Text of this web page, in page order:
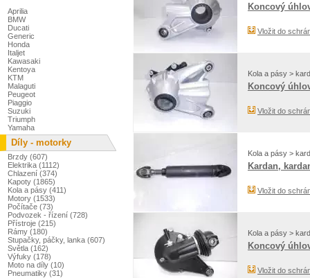
Koncový
Vložit do
Kola a pásy >
Koncový
Vložit do
Kola a pásy >
Kardan,
Vložit do
Kola a pásy >
Koncový
Vložit do
Aprilia
BMW
Ducati
Generic
Honda
Italjet
Kawasaki
Kentoya
KTM
Malaguti
Peugeot
Piaggio
Suzuki
Triumph
Yamaha
Díly - motorky
Brzdy (607)
Elektrika (1112)
Chlazení (374)
Kapoty (1865)
Kola a pásy (411)
Motory (1533)
Počítače (73)
Podvozek - řízení (728)
Přístroje (215)
Rámy (180)
Stupačky, páčky, lanka (607)
Světla (162)
Výfuky (178)
Moto na díly (10)
Pneumatiky (31)